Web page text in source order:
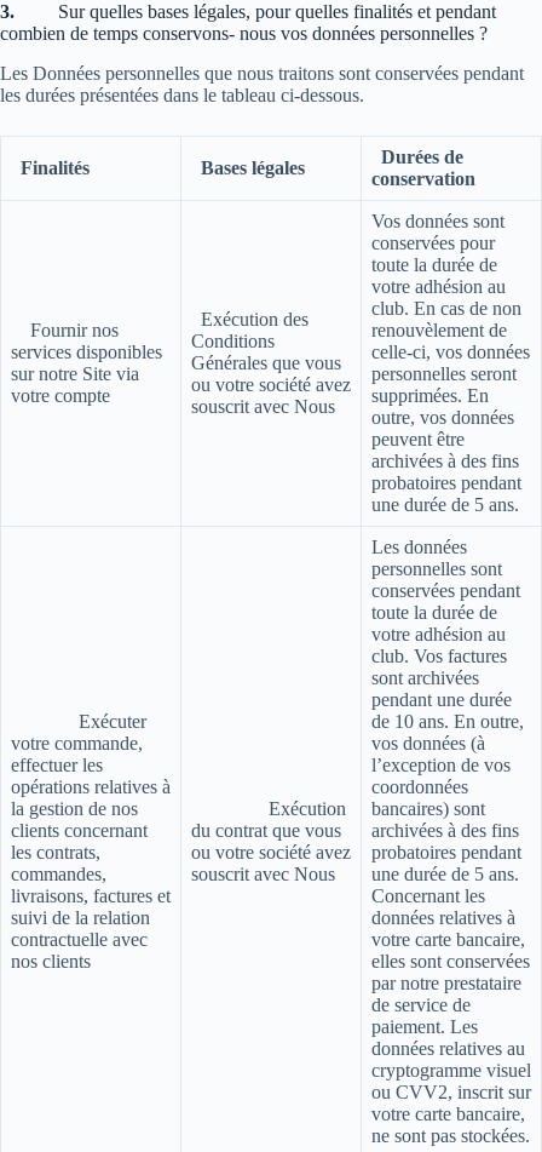
3. Sur quelles bases légales, pour quelles finalités et pendant
combien de temps conservons- nous vos données personnelles ?
Les Données personnelles que nous traitons sont conservées pendant
les durées présentées dans le tableau ci-dessous.
Finalités Bases légales
Durées de
conservation
Fournir nos
services disponibles
sur notre Site via
votre compte
Exécution des
Conditions
Générales que vous
ou votre société avez
souscrit avec Nous
Vos données sont
conservées pour
toute la durée de
votre adhésion au
club. En cas de non
renouvèlement de
celle-ci, vos données
personnelles seront
supprimées. En
outre, vos données
peuvent être
archivées à des fins
probatoires pendant
une durée de 5 ans.
Exécuter
votre commande,
effectuer les
opérations relatives à
la gestion de nos
clients concernant
les contrats,
commandes,
livraisons, factures et
suivi de la relation
contractuelle avec
nos clients
Exécution
du contrat que vous
ou votre société avez
souscrit avec Nous
Les données
personnelles sont
conservées pendant
toute la durée de
votre adhésion au
club. Vos factures
sont archivées
pendant une durée
de 10 ans. En outre,
vos données (à
l’exception de vos
coordonnées
bancaires) sont
archivées à des fins
probatoires pendant
une durée de 5 ans.
Concernant les
données relatives à
votre carte bancaire,
elles sont conservées
par notre prestataire
de service de
paiement. Les
données relatives au
cryptogramme visuel
ou CVV2, inscrit sur
votre carte bancaire,
ne sont pas stockées.